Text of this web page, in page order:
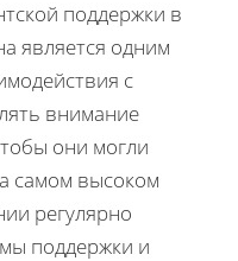
поддержки в
является одним
с
внимание
они могли
самом высоком
регулярно
поддержки и